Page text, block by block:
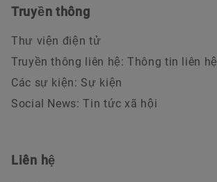
Truyền thông
Thư viện điện tử
Truyền thông liên hệ: Thông tin liên hệ
Các sự kiện: Sự kiện
Social News: Tin tức xã hội
Liên hệ